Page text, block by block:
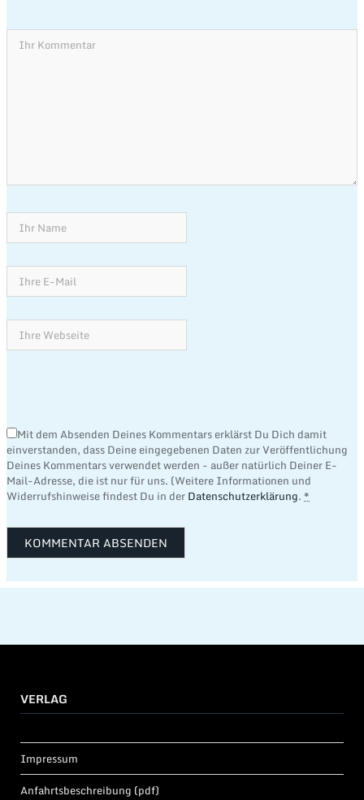
Mit dem Absenden Deines Kommentars erklärst Du Dich damit
einverstanden, dass Deine eingegebenen Daten zur Veröffentlichung
Deines Kommentars verwendet werden - außer natürlich Deiner E-
Mail-Adresse, die ist nur für uns. (Weitere Informationen und
Widerrufshinweise findest Du in derDatenschutzerklärung.*
VERLAG
Impressum
Anfahrtsbeschreibung (pdf)